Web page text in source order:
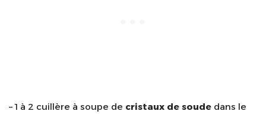
– 1 à 2 cuillère à soupe de cristaux de soude dans le